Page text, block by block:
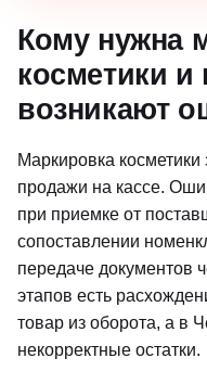
Кому нужна
косметики и
возникают
Маркировка косметики
продажи на кассе.
при приемке от
сопоставлении
передаче документов
этапов есть
товар из оборота, а в
некорректные остатки.